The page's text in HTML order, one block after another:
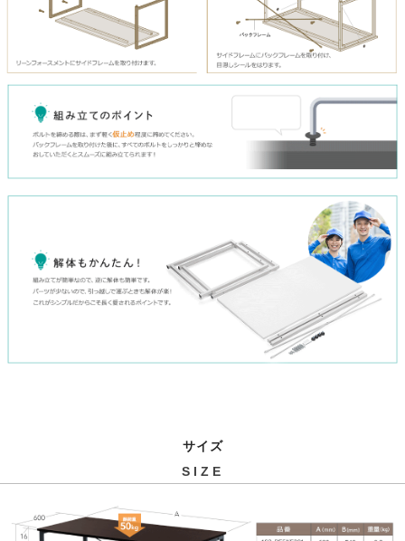
サイズ
SIZE